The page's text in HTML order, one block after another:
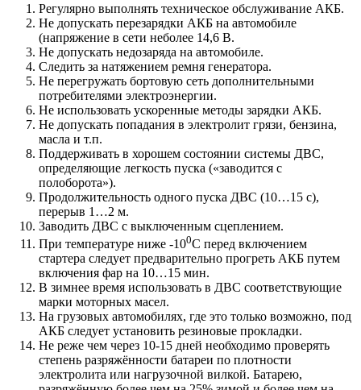
Регулярно выполнять техническое обслуживание АКБ.
Не допускать перезарядки АКБ на автомобиле
(напряжение в сети неболее 14,6 В.
Не допускать недозаряда на автомобиле.
Следить за натяжением ремня генератора.
Не перегружать бортовую сеть дополнительными
потребителями электроэнергии.
Не использовать ускоренные методы зарядки АКБ.
Не допускать попадания в электролит грязи, бензина,
масла и т.п.
Поддерживать в хорошем состоянии системы ДВС,
определяющие легкость пуска («заводится с
полоборота»).
Продолжительность одного пуска ДВС (10…15 с),
перерыв 1…2 м.
Заводить ДВС с выключенным сцеплением.
При температуре ниже -100С перед включением
стартера следует предварительно прогреть АКБ путем
включения фар на 10…15 мин.
В зимнее время использовать в ДВС соответствующие
марки моторных масел.
На грузовых автомобилях, где это только возможно, под
АКБ следует установить резиновые прокладки.
Не реже чем через 10-15 дней необходимо проверять
степень разряжённости батареи по плотности
электролита или нагрузочной вилкой. Батарею,